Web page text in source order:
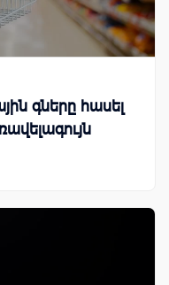
գները հասել